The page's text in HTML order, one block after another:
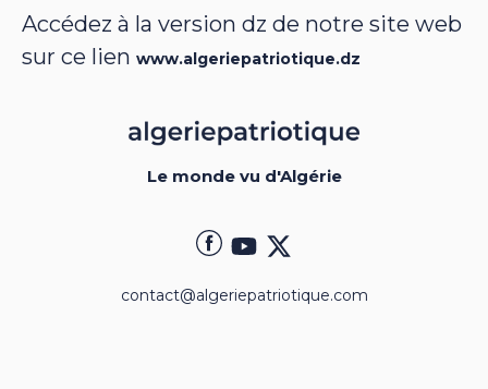
Accédez à la version dz de notre site web
sur ce lien www.algeriepatriotique.dz
Le monde vu d'Algérie
contact@algeriepatriotique.com